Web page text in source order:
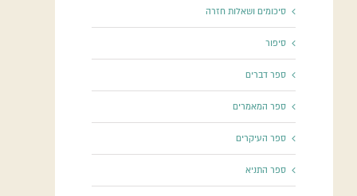
סיכומים ושאלות חזרה
סיפור
ספר דברים
ספר המאמרים
ספר העיקרים
ספר התניא